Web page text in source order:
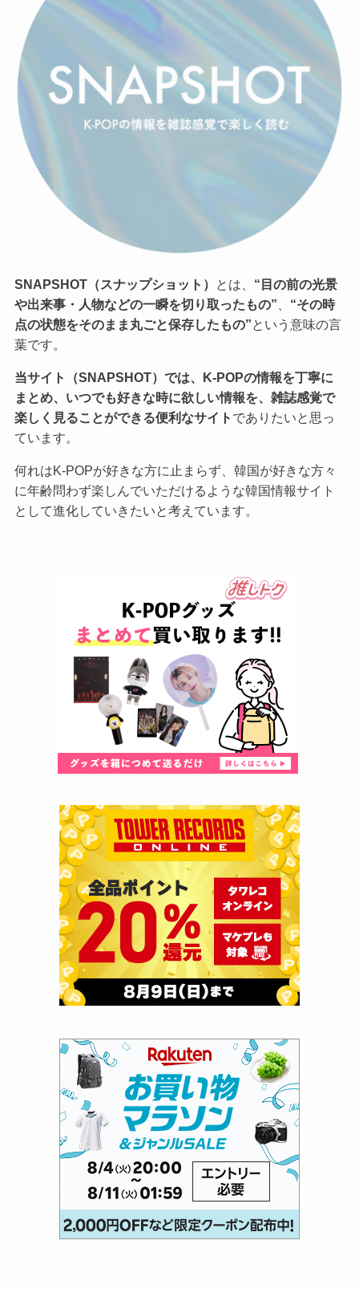
SNAPSHOT（スナップショット） とは、 “目の前の光景
や出来事・人物などの一瞬を切り取ったもの”
“その時
点の状態をそのまま丸ごと保存したもの”という意味の言
葉です。
当サイト（SNAPSHOT）では、K-POPの情報を丁寧に
まとめ、いつでも好きな時に欲しい情報を、雑誌感覚で
楽しく見ることができる便利なサイト でありたいと思っ
ています。
何れはK-POPが好きな方に止まらず、韓国が好きな方々
に年齢問わず楽しんでいただけるような韓国情報サイト
として進化していきたいと考えています。